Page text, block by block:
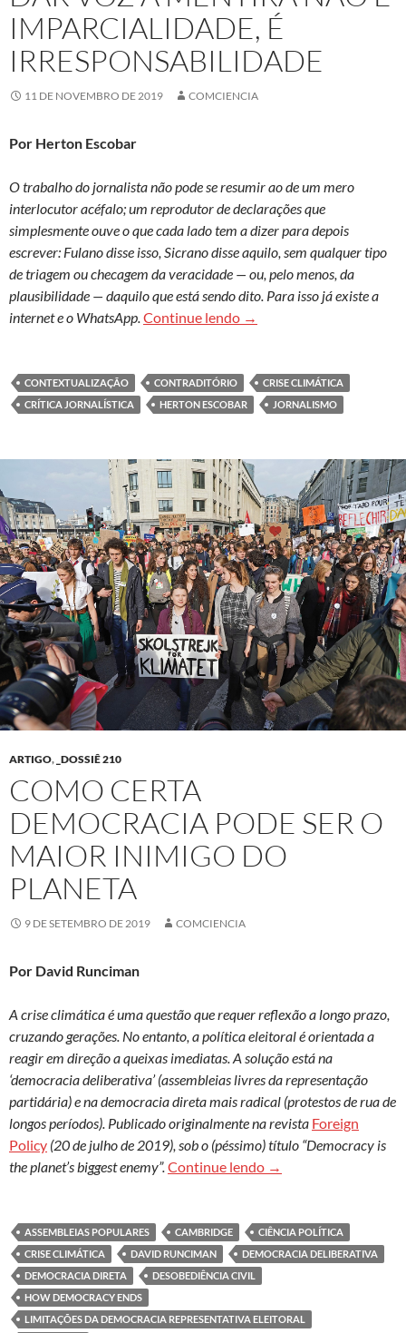
IMPARCIALIDADE, É
IRRESPONSABILIDADE
11 DE NOVEMBRO DE 2019 COMCIENCIA
Por Herton Escobar
O trabalho do jornalista não pode se resumir ao de um mero
interlocutor acéfalo; um reprodutor de declarações que
simplesmente ouve o que cada lado tem a dizer para depois
escrever: Fulano disse isso, Sicrano disse aquilo, sem qualquer tipo
de triagem ou checagem da veracidade — ou, pelo menos, da
plausibilidade — daquilo que está sendo dito. Para isso já existe a
internet e o WhatsApp.Continue lendo Dar voz à mentira não é
→
CONTEXTUALIZAÇÃO CONTRADITÓRIO
CRISE CLIMÁTICA
CRÍTICA JORNALÍSTICA
HERTON ESCOBAR JORNALISMO
ARTIGO, _DOSSIÊ 210
COMO CERTA
DEMOCRACIA PODE SER O
MAIOR INIMIGO DO
PLANETA
9 DE SETEMBRO DE 2019 COMCIENCIA
Por David Runciman
A crise climática é uma questão que requer reflexão a longo prazo,
cruzando gerações. No entanto, a política eleitoral é orientada a
reagir em direção a queixas imediatas. A solução está na
‘democracia deliberativa’ (assembleias livres da representação
partidária) e na democracia direta mais radical (protestos de rua de
longos períodos). Publicado originalmente na revista Foreign
Policy (20 de julho de 2019), sob o (péssimo) título “Democracy is
the planet’s biggest enemy”. Continue lendo Como certa
→
ASSEMBLEIAS POPULARES CAMBRIDGE
CIÊNCIA POLÍTICA
CRISE CLIMÁTICA
DAVID RUNCIMAN
DEMOCRACIA DELIBERATIVA
DEMOCRACIA DIRETA
DESOBEDIÊNCIA CIVIL
HOW DEMOCRACY ENDS
LIMITAÇÕES DA DEMOCRACIA REPRESENTATIVA ELEITORAL